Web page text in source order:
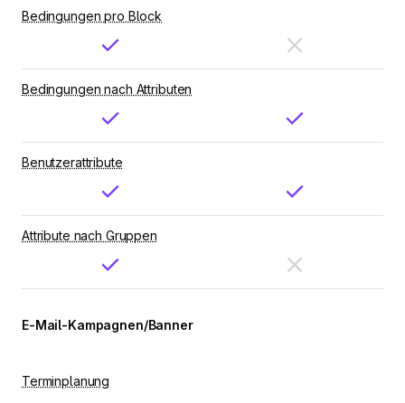
Bedingungen pro Block
Bedingungen nach Attributen
Benutzerattribute
Attribute nach Gruppen
E-Mail-Kampagnen/Banner
Terminplanung